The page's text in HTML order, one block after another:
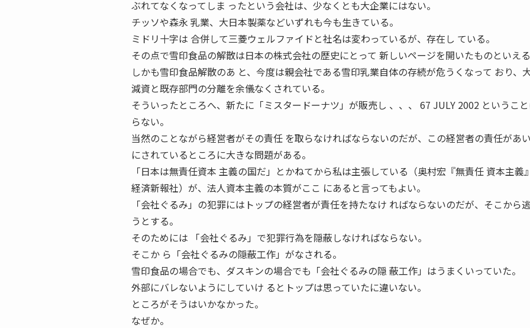
ぶれてなくなってしま ったという会社は、少なくとも大企業にはない。
チッソや森永 乳業、大日本製薬などいずれも今も生きている。
ミドリ十字は 合併して三菱ウェルファイドと社名は変わっているが、存在し ている。
その点で雪印食品の解散は日本の株式会社の歴史にとって 新しいページを開いたものといえる
しかも雪印食品解散のあ と、今度は親会社である雪印乳業自体の存続が危うくなって おり、
減資と既存部門の分離を余儀なくされている。
そういったところへ、新たに「ミスタードーナツ」が販売し 、、、 67 JULY 2002 というこ
らない。
当然のことながら経営者がその責任 を取らなければならないのだが、この経営者の責任があ
にされているところに大きな問題がある。
「日本は無責任資本 主義の国だ」とかねてから私は主張している（奥村宏『無責任 資本主義
経済新報社）が、法人資本主義の本質がここ にあると言ってもよい。
「会社ぐるみ」の犯罪にはトップの経営者が責任を持たなけ ればならないのだが、そこから
うとする。
そのためには 「会社ぐるみ」で犯罪行為を隠蔽しなければならない。
そこか ら「会社ぐるみの隠蔽工作」がなされる。
雪印食品の場合でも、ダスキンの場合でも「会社ぐるみの隠 蔽工作」はうまくいっていた。
外部にバレないようにしていけ るとトップは思っていたに違いない。
ところがそうはいかなかった。
なぜか。